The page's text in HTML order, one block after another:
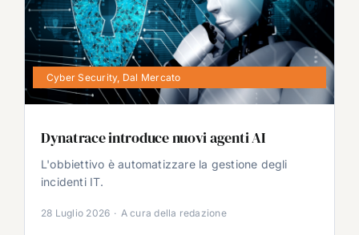
Cyber Security, Dal Mercato
Dynatrace introduce nuovi agenti AI
L'obbiettivo è automatizzare la gestione degli
incidenti IT.
28 Luglio 2026 · A cura della redazione